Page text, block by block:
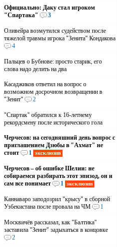
Официально: Даку стал игроком
"Спартака"
3
Оливейра возмутился судейством после
тяжелой травмы игрока "Зенита" Кондакова
4
Пальцев о Бубнове: просто старик, его
слова надо делить на два
Касаджиков ответил на вопрос о
возможном досрочном возвращении в
"Зенит"
2
"Спартак" обратился к 16-летнему
рекордсмену после исторического гола
Черчесов: на сегодняшний день вопрос с
приглашением Дзюбы в "Ахмат" не
стоит
1 эксклюзив
Черчесов – об ошибке Шелии: не
собираемся разбирать этот эпизод, он и
сам все понимает
1 эксклюзив
Каннаваро заподозрил "крысу" в сборной
Узбекистана после провала на ЧМ
1
Москвичёв рассказал, как "Балтика"
заставила "Зенит" задыхаться в концовке
2